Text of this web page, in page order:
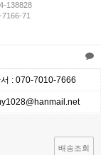
138828
71
: 070-7010-7666
배송조회